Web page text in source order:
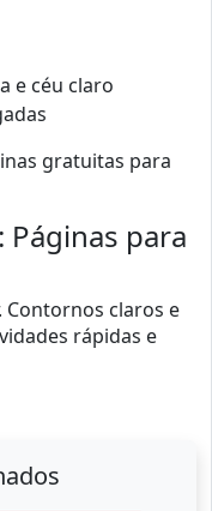
e céu claro
gratuitas para
para
claros e
rápidas e